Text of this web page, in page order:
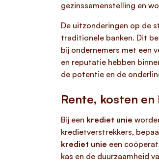
gezinssamenstelling en
De uitzonderingen op de
traditionele banken. Dit
bij ondernemers met een
en reputatie hebben
de potentie en de
Rente, kosten
Bij een krediet unie
kredietverstrekkers,
krediet unie een
kas en de duurzaamheid